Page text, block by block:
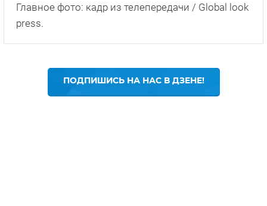
Главное фото: кадр из телепередачи / Global look
press.
ПОДПИШИСЬ НА НАС В ДЗЕНЕ!